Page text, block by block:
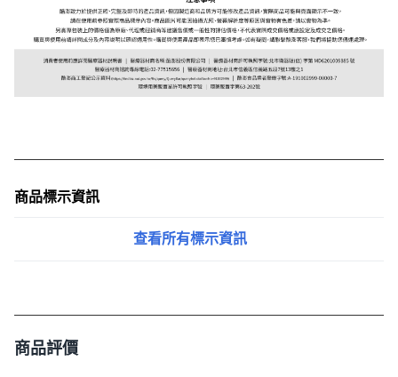
商品標示資訊
查看所有標示資訊
商品評價